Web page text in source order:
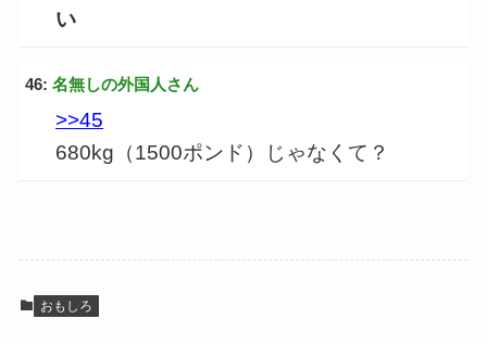
い
46: 名無しの外国人さん
>>45
680kg（1500ポンド）じゃなくて？
おもしろ